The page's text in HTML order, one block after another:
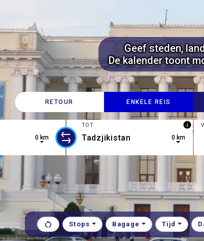
Geef steden,
De kalender toont
RETOUR ENKELE REIS
use up and down arrow keys to navigate.
0 km
9 results are available, use up and
TOT info
0 km
Stops Bagage Tijd